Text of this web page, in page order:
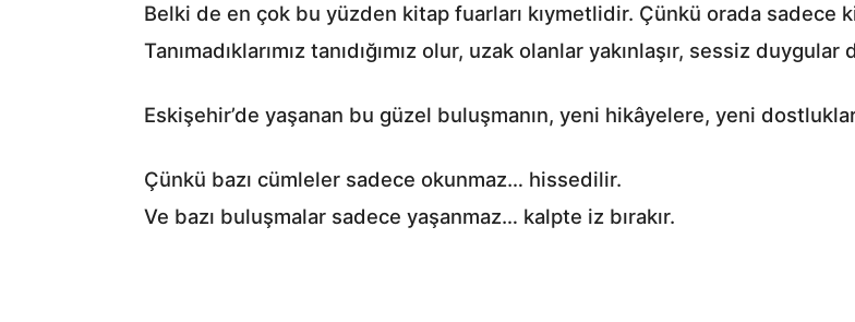
Belki de en çok bu yüzden kitap fuarları kıymetlidir. Çünkü orada sadece
Tanımadıklarımız tanıdığımız olur, uzak olanlar yakınlaşır, sessiz duygular
Eskişehir’de yaşanan bu güzel buluşmanın, yeni hikâyelere, yeni
Çünkü bazı cümleler sadece okunmaz… hissedilir.
Ve bazı buluşmalar sadece yaşanmaz… kalpte iz bırakır.